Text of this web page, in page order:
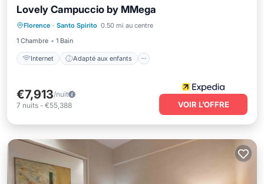
Lovely Campuccio by MMega
Florence · Santo Spirito 0.50 mi au centre
1 Chambre
1 Bain
Internet Adapté aux enfants
Internet
Adapté aux enfants
Blanchisserie
Sécurité/Sûreté
€7,913/nuit
7 nuits - €55,388 VOIR L’OFFRE